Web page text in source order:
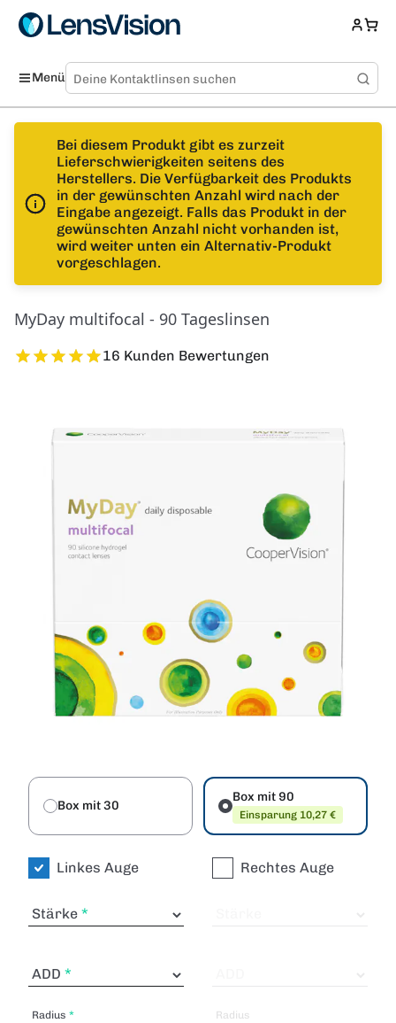
Menü
Bei diesem Produkt gibt es zurzeit
Lieferschwierigkeiten seitens des
Herstellers. Die Verfügbarkeit des Produkts
in der gewünschten Anzahl wird nach der
Eingabe angezeigt. Falls das Produkt in der
gewünschten Anzahl nicht vorhanden ist,
wird weiter unten ein Alternativ-Produkt
vorgeschlagen.
MyDay multifocal - 90 Tageslinsen
16 Kunden Bewertungen
Box mit 30
Box mit 90
Einsparung 10,27 €
Linkes Auge
Stärke
ADD
Radius
Rechtes Auge
Radius